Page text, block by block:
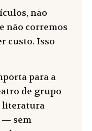
não
não corremos
custo. Isso
para a
de grupo
literatura
— sem